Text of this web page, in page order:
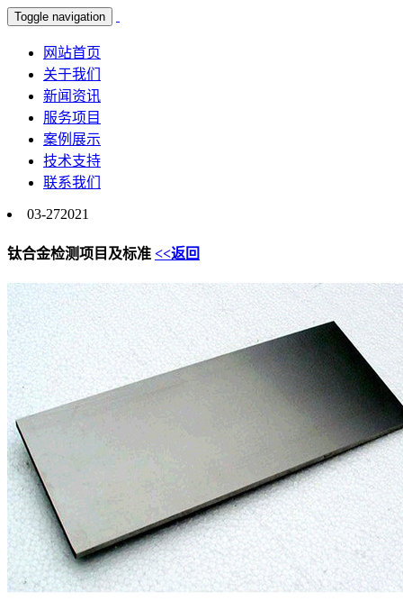
Toggle navigation
网站首页
关于我们
新闻资讯
服务项目
案例展示
技术支持
联系我们
03-272021
钛合金检测项目及标准 <<返回